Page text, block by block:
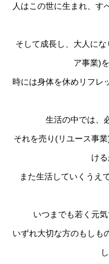
人はこの世に生まれ、す
そして成長し、大人に
ア事業)
時には身体を休めリフレ
生活の中では、
それを売り(リユース事
け
また生活していくうえ
いつまでも若く元
いずれ大切な方のもしも